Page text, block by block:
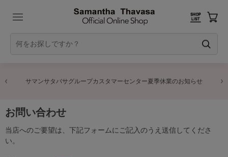
サマンサタバサグループカスタマーセンター夏季休業のお知らせ
お問い合わせ
当店へのご要望は、下記フォームにご記入のうえ送信してくださ
い。